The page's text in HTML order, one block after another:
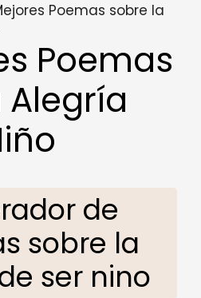
Poemas sobre la
Poemas
de
sobre la
ser nino